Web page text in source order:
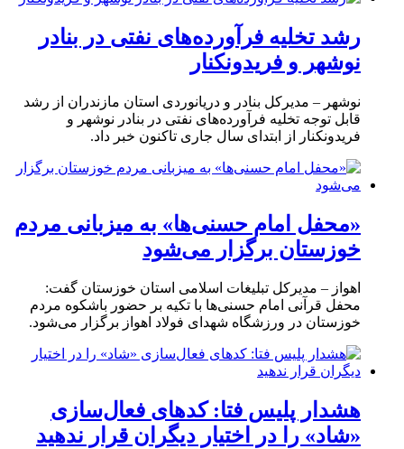
رشد تخلیه فرآورده‌های نفتی در بنادر
نوشهر و فریدونکنار
نوشهر – مدیرکل بنادر و دریانوردی استان مازندران از رشد
قابل توجه تخلیه فرآورده‌های نفتی در بنادر نوشهر و
فریدونکنار از ابتدای سال جاری تاکنون خبر داد.
«محفل امام حسنی‌ها» به میزبانی مردم
خوزستان برگزار می‌شود
اهواز – مدیرکل تبلیغات اسلامی استان خوزستان گفت:
محفل قرآنی امام حسنی‌ها با تکیه بر حضور باشکوه مردم
خوزستان در ورزشگاه شهدای فولاد اهواز برگزار می‌شود.
هشدار پلیس فتا: کدهای فعال‌سازی
«شاد» را در اختیار دیگران قرار ندهید